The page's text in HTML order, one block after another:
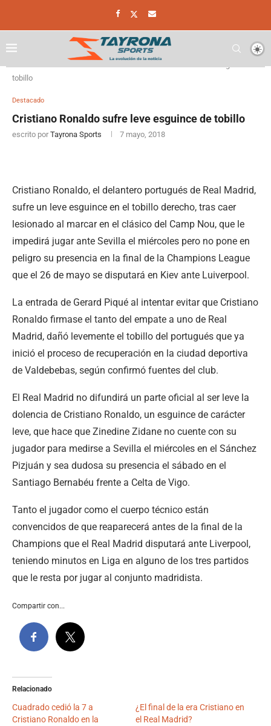
tobillo
Destacado
Cristiano Ronaldo sufre leve esguince de tobillo
escrito por Tayrona Sports 7 mayo, 2018
Cristiano Ronaldo, el delantero portugués de Real Madrid,
sufre un leve esguince en el tobillo derecho, tras caer
lesionado al marcar en el clásico del Camp Nou, que le
impedirá jugar ante Sevilla el miércoles pero no pone en
peligro su presencia en la final de la Champions League
que el 26 de mayo se disputará en Kiev ante Luiverpool.
La entrada de Gerard Piqué al intentar evitar que Cristiano
Ronaldo firmase el tanto del empate a uno de Real
Madrid, dañó levemente el tobillo del portugués que ya
inició el proceso de recuperación en la ciudad deportiva
de Valdebebas, según confirmó fuentes del club.
El Real Madrid no difundirá un parte oficial al ser leve la
dolencia de Cristiano Ronaldo, un esguince de carácter
leve, que hace que Zinedine Zidane no cuente con su
jugador para medirse a Sevilla el miércoles en el Sánchez
Pizjuán y sea dudosa su presencia el sábado en el
Santiago Bernabéu frente a Celta de Vigo.
Tanto el jugador como el cuerpo técnico están
convencidos de que reaparecerá antes de la final de la
Champions que el Real Madrid disputará ante Liverpool,
teniendo minutos en Liga en alguno de los tres partidos
que le resta por jugar al conjunto madridista.
Compartir con...
Relacionado
Cuadrado cedió la 7 a
Cristiano Ronaldo en la
¿El final de la era Cristiano en
el Real Madrid?